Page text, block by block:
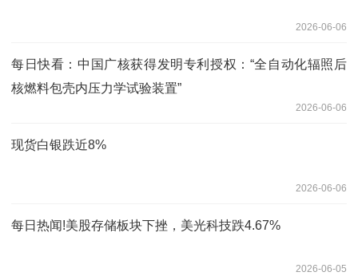
2026-06-06
每日快看：中国广核获得发明专利授权：“全自动化辐照后
核燃料包壳内压力学试验装置”
2026-06-06
现货白银跌近8%
2026-06-06
每日热闻!美股存储板块下挫，美光科技跌4.67%
2026-06-05